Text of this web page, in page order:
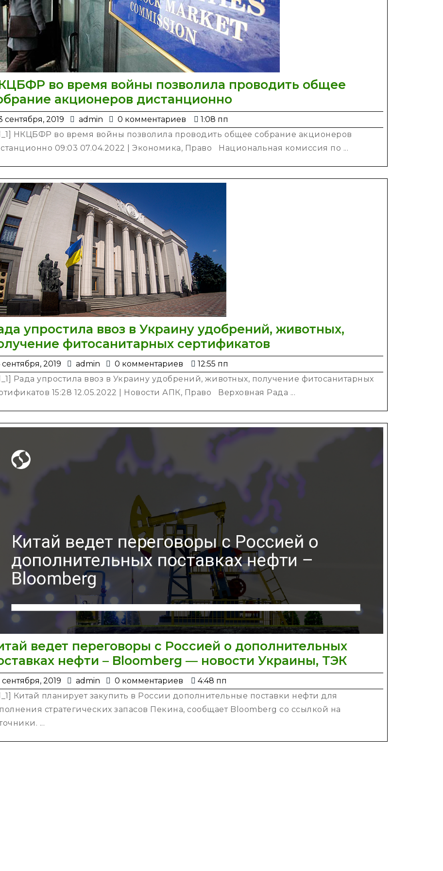
во время войны позволила проводить общее
акционеров дистанционноНКЦБФР
во
время
войны
проводить
сентября, 2019
13
сентября,
admin admin
0 комментариев
1:08 пп
НКЦБФР во время войны позволила проводить общее собрание акционеров
09:03 07.04.2022 | Экономика, Право Национальная комиссия по ...
упростила ввоз в Украину удобрений, животных,
фитосанитарных сертификатовРада
упростила
ввоз
в
удобрений,
животных,
получение
фитосанитарных
сертификатов
сентября, 2019
4
сентября,
admin admin
0 комментариев
12:55 пп
Рада упростила ввоз в Украину удобрений, животных, получение фитосанитарных
15:28 12.05.2022 | Новости АПК, Право Верховная Рада ...
ведет переговоры с Россией о дополнительных
нефти – Bloomberg — новости Украины, ТЭККитай
ведет
переговоры
сентября, 2019
3
сентября,
admin admin
0 комментариев
4:48 пп
Китай планирует закупить в России дополнительные поставки нефти для
стратегических запасов Пекина, сообщает Bloomberg со ссылкой на
...